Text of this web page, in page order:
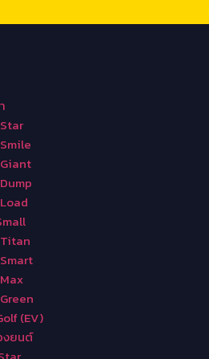
(EV)
งยนต์